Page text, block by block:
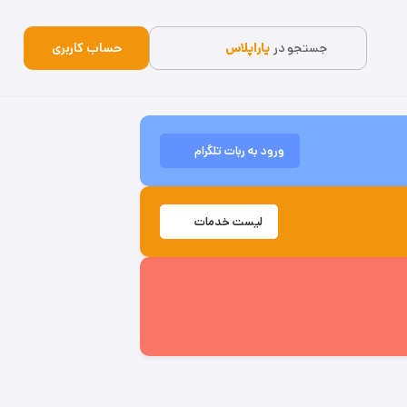
جستجو در یاراپلاس حساب کاربری
ورود به ربات تلگرام
لیست خدمات